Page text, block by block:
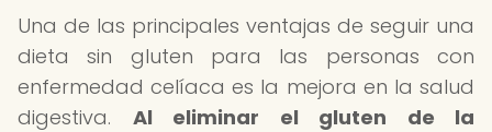
Una de las principales ventajas de seguir una
dieta sin gluten para las personas con
enfermedad celíaca es la mejora en la salud
digestiva. Al eliminar el gluten de la